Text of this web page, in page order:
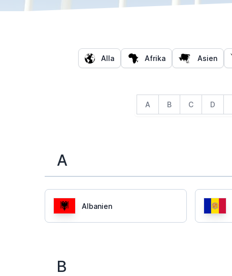
Alla Afrika Asien
A B C D
A
Albanien
B